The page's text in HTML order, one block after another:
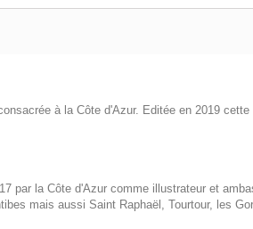
à la Côte d'Azur. Editée en 2019
par la Côte d'Azur comme illustrateur et
mais aussi Saint Raphaël, Tourtour, les